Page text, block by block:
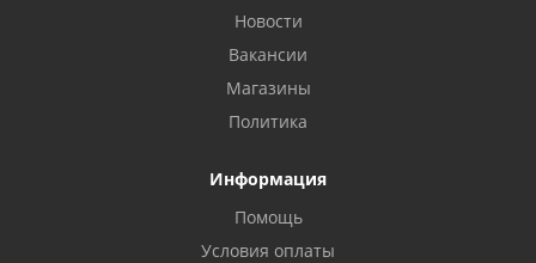
Новости
Вакансии
Магазины
Политика
Информация
Помощь
Условия оплаты